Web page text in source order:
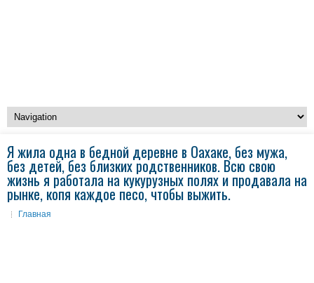
Я жила одна в бедной деревне в Оахаке, без мужа,
без детей, без близких родственников. Всю свою
жизнь я работала на кукурузных полях и продавала на
рынке, копя каждое песо, чтобы выжить.
Главная